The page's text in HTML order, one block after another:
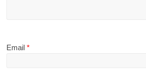
Email*